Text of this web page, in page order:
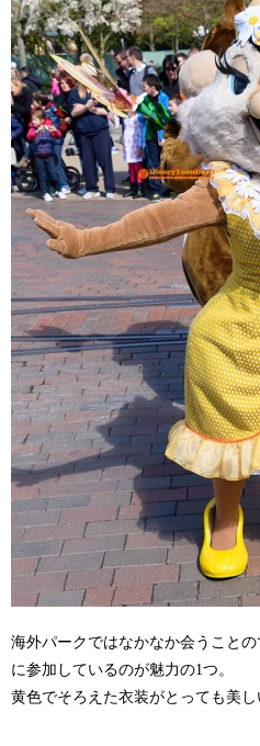
海外パークではなかなか会うこと
に参加しているのが魅力の1つ。
黄色でそろえた衣装がとっても美し